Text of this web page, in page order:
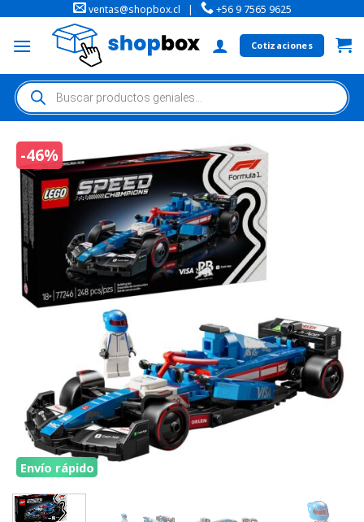
ventas@shopbox.cl | +56 9 7565 9625
Cotizaciones
-46%
Envío rápido